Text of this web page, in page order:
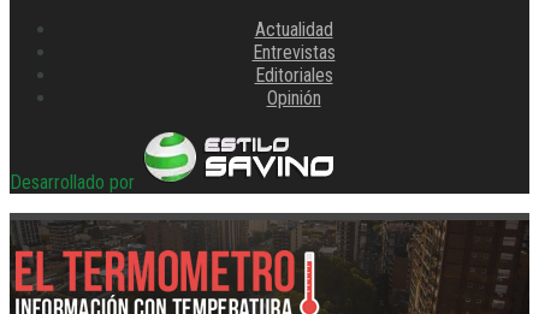
Actualidad
Entrevistas
Editoriales
Opinión
Desarrollado por